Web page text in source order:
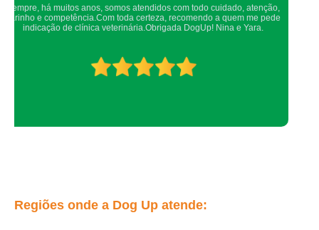
clínica para cirurgia de catarata em cachorro Raposo Tavares
cirurgia de olho em cachorro Cotia
clínica para cirurgia de olho em cachorro Jardim Maria Rosa
Confio de olhos fechados os meus cachorros nos atendimentos da dog up,
os veterinários sempre são atenciosos e verificam todos os detalhes
possíveis.
Regiões onde a Dog Up atende: